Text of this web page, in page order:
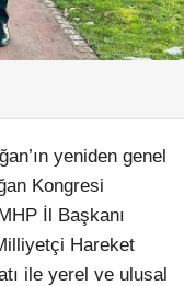
yeniden genel
Kongresi
İl Başkanı
Hareket
ile yerel ve ulusal